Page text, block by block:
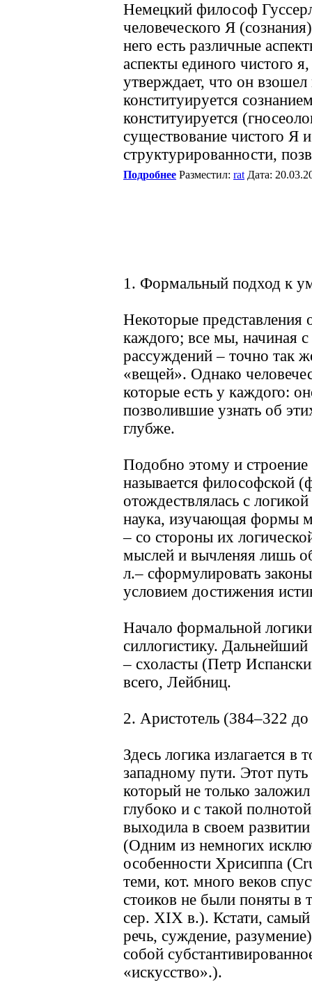
Немецкий философ
человеческого Я
него есть различные
аспекты единого чистого
утверждает, что он
конституируется
конституируется
существование чистого Я
структурированности,
Подробнее Разместил: rat Дата:
1. Формальный подход к
Некоторые представления
каждого; все мы, начиная
рассуждений – точно так
«вещей». Однако
которые есть у каждого:
позволившие узнать об
глубже.
Подобно этому и
называется философской
отождествлялась с
наука, изучающая формы
– со стороны их
мыслей и вычленяя лишь
л.– сформулировать
условием достижения
Начало формальной
силлогистику.
– схоласты (Петр
всего, Лейбниц.
2. Аристотель (384–322
Здесь логика излагается
западному пути. Этот
который не только
глубоко и с такой
выходила в своем
(Одним из немногих
особенности Хрисиппа
теми, кот. много веков
стоиков не были поняты в
сер. XIX в.). Кстати,
речь, суждение,
собой
«искусство».).